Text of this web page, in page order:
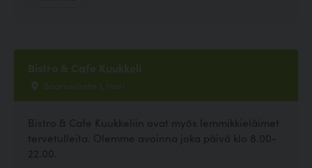
Bistro & Cafe Kuukkeli
Saariseläntie 1, Inari
Bistro & Cafe Kuukkeliin ovat myös lemmikkieläimet
tervetulleita. Olemme avoinna joka päivä klo 8.00-
22.00.